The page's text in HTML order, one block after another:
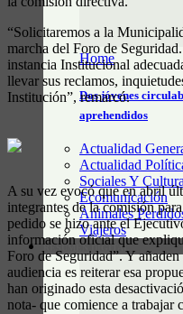
Home
Dos jóvenes
aprehendidos
Actualidad
Actualidad
Sociales Y
Ecomunicación
Animales
Viajeros
RESUMEN DIGITAL
“Solicitaremos a la
marcha del Foro de
instancia Institucional
llevar sus reclamos,
Institución”, remarcó.
A su vez evocó que en abril
integrantes de la comisión
pedido se hizo ante el
información oficial que
Foro de Seguridad”. Y
audiencia es reiterar esa
han originado esta
nota- que comience a trabajar